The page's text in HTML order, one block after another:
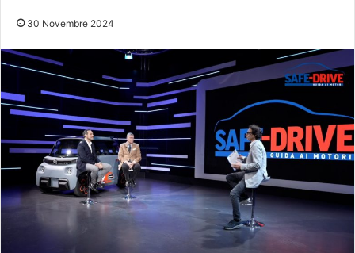
30 Novembre 2024